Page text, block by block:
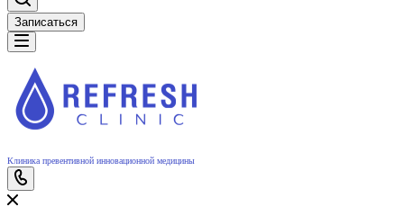
Записаться
Клиника превентивной инновационной медицины